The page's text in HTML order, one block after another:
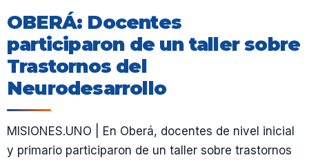
OBERÁ: Docentes
participaron de un taller sobre
Trastornos del
Neurodesarrollo
MISIONES.UNO | En Oberá, docentes de nivel inicial
y primario participaron de un taller sobre trastornos